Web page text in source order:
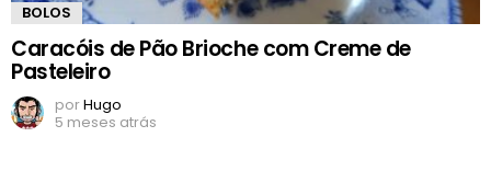
BOLOS
Caracóis de Pão Brioche com Creme de
Pasteleiro
porHugo
5 meses atrás